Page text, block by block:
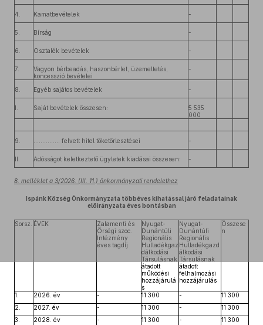
4. Kamatbevételek -
5. Bírság -
6. Osztalék bevételek -
7.
Vagyon bérbeadás, haszonbérlet, üzemeltetés,
koncesszió bevételei
-
8. Egyéb sajátos bevételek -
I. Saját bevételek összesen:
5 535
000
9. …………... felvett hitel tőketörlesztései -
II. Adósságot keletkeztető ügyletek kiadásai összesen: -
8. melléklet a 3/2026. (III. 11.) önkormányzati rendelethez
Ispánk Község Önkormányzata többéves kihatással járó feladatainak
előirányzata éves bontásban
Sorsz. ÉVEK
Zalamenti és
Őrségi szoc.
Intézmény
éves tagdíj
Nyugat-
Dunántúli
Regionális
Hulladékgaz
dálkodási
Társulásnak
átadott
működési
hozzájárulá
s
Nyugat-
Dunántúli
Regionális
Hulladékgazd
álkodási
Társulásnak
átadott
felhalmozási
hozzájárulás
Összese
n
1. 2026. év - 11 300 -
11 300
2.
2027. év - 11 300 -
11 300
3.
2028. év - 11 300 -
11 300